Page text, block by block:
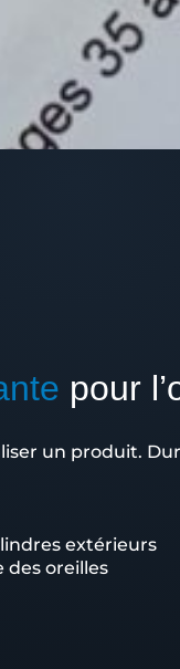
pour
un produit.
extérieurs
oreilles